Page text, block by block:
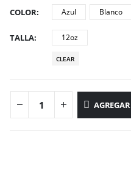
COLOR Azul Blanco
TALLA 12oz
CLEAR
AGREGAR